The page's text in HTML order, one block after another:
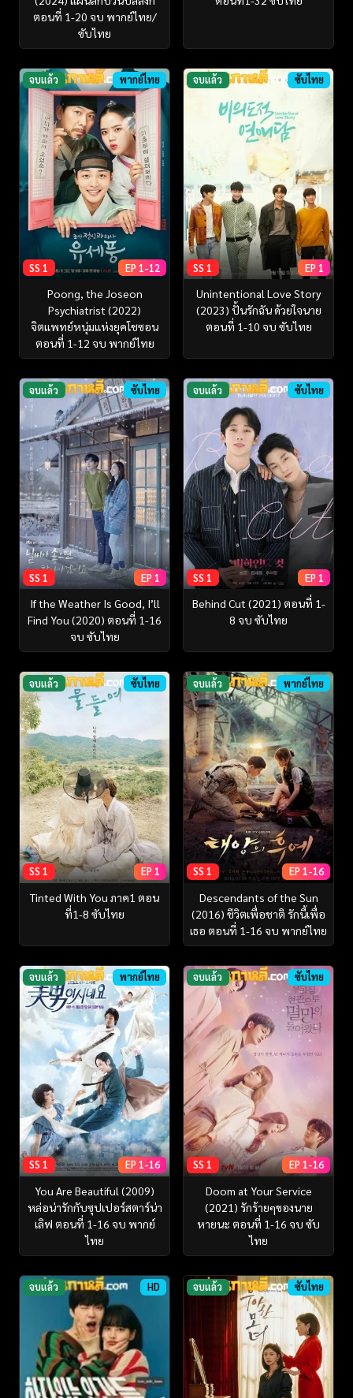
ตอนที่ 1-20 จบ พากย์ไทย/
ซับไทย
จบแล้ว พากย์ไทย
SS 1 EP 1-12
Poong, the Joseon
Psychiatrist (2022)
จิตแพทย์หนุ่มแห่งยุคโชซอน
ตอนที่ 1-12 จบ พากย์ไทย
จบแล้ว ซับไทย
SS 1 EP 1
Unintentional Love Story
(2023) ปั้นรักฉัน ด้วยใจนาย
ตอนที่ 1-10 จบ ซับไทย
จบแล้ว ซับไทย
SS 1 EP 1
If the Weather Is Good, I’ll
Find You (2020) ตอนที่ 1-16
จบ ซับไทย
จบแล้ว ซับไทย
SS 1 EP 1
Behind Cut (2021) ตอนที่ 1-
8 จบ ซับไทย
จบแล้ว ซับไทย
SS 1 EP 1
Tinted With You ภาค1 ตอน
ที่1-8 ซับไทย
จบแล้ว พากย์ไทย
SS 1 EP 1-16
Descendants of the Sun
(2016) ชีวิตเพื่อชาติ รักนี้เพื่อ
เธอ ตอนที่ 1-16 จบ พากย์ไทย
จบแล้ว พากย์ไทย
SS 1 EP 1-16
You Are Beautiful (2009)
หล่อน่ารักกับซุปเปอร์สตาร์น่า
เลิฟ ตอนที่ 1-16 จบ พากย์
ไทย
จบแล้ว ซับไทย
SS 1 EP 1-16
Doom at Your Service
(2021) รักร้ายๆของนาย
หายนะ ตอนที่ 1-16 จบ ซับ
ไทย
จบแล้ว HD จบแล้ว ซับไทย